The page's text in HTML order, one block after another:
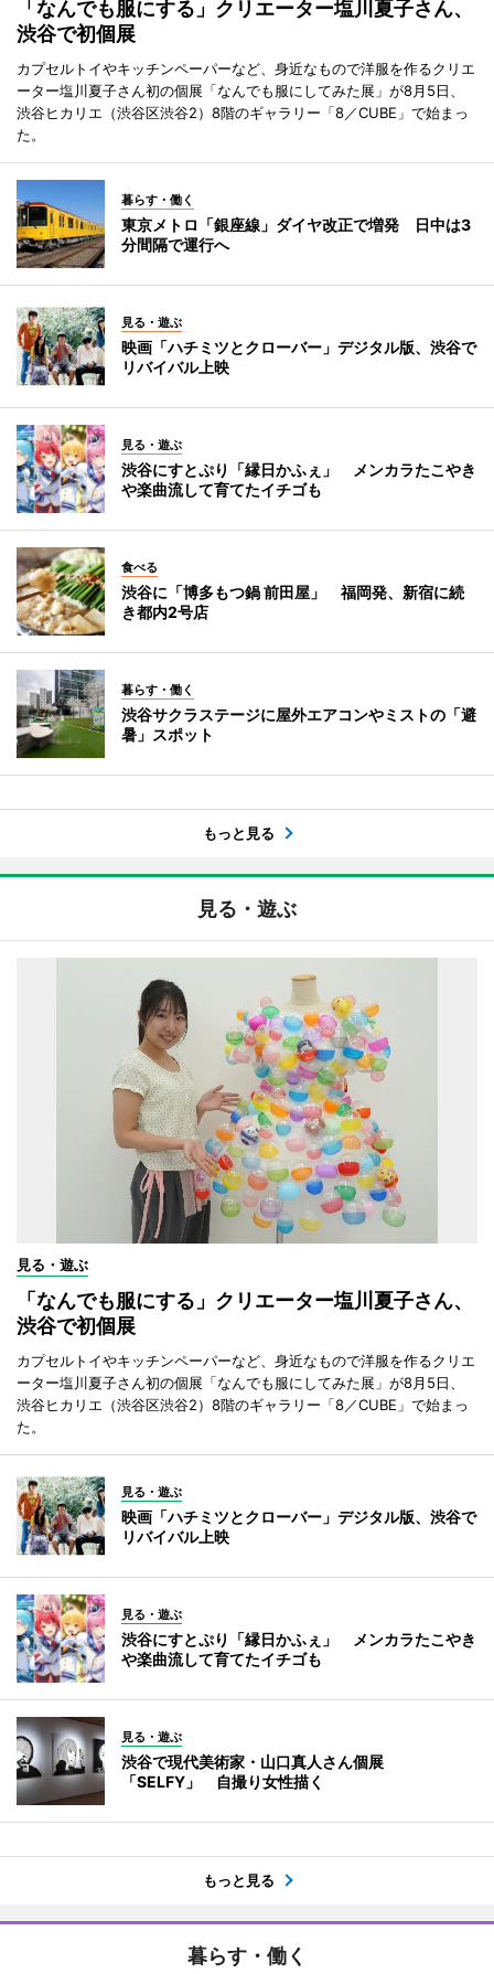
「なんでも服にする」クリエーター塩川夏子さん、
渋谷で初個展
カプセルトイやキッチンペーパーなど、身近なもので洋服を作るクリエ
ーター塩川夏子さん初の個展「なんでも服にしてみた展」が8月5日、
渋谷ヒカリエ（渋谷区渋谷2）8階のギャラリー「8／CUBE」で始まっ
た。
暮らす・働く
東京メトロ「銀座線」ダイヤ改正で増発 日中は3
分間隔で運行へ
見る・遊ぶ
映画「ハチミツとクローバー」デジタル版、渋谷で
リバイバル上映
見る・遊ぶ
渋谷にすとぷり「縁日かふぇ」 メンカラたこやき
や楽曲流して育てたイチゴも
食べる
渋谷に「博多もつ鍋 前田屋」 福岡発、新宿に続
き都内2号店
暮らす・働く
渋谷サクラステージに屋外エアコンやミストの「避
暑」スポット
もっと見る
見る・遊ぶ
見る・遊ぶ
「なんでも服にする」クリエーター塩川夏子さん、
渋谷で初個展
カプセルトイやキッチンペーパーなど、身近なもので洋服を作るクリエ
ーター塩川夏子さん初の個展「なんでも服にしてみた展」が8月5日、
渋谷ヒカリエ（渋谷区渋谷2）8階のギャラリー「8／CUBE」で始まっ
た。
見る・遊ぶ
映画「ハチミツとクローバー」デジタル版、渋谷で
リバイバル上映
見る・遊ぶ
渋谷にすとぷり「縁日かふぇ」 メンカラたこやき
や楽曲流して育てたイチゴも
見る・遊ぶ
渋谷で現代美術家・山口真人さん個展
「SELFY」 自撮り女性描く
もっと見る
暮らす・働く